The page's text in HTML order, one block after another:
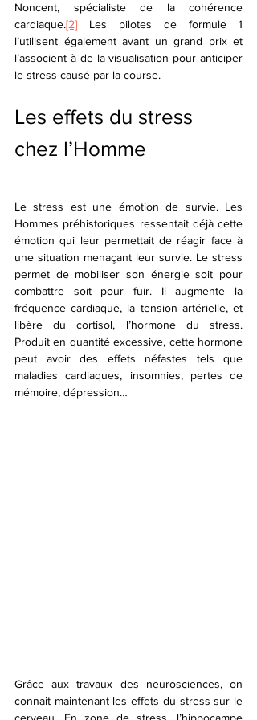
Noncent, spécialiste de la cohérence
cardiaque.[2] Les pilotes de formule 1
l’utilisent également avant un grand prix et
l’associent à de la visualisation pour anticiper
le stress causé par la course.
Les effets du stress
chez l’Homme
Le stress est une émotion de survie. Les
Hommes préhistoriques ressentait déjà cette
émotion qui leur permettait de réagir face à
une situation menaçant leur survie. Le stress
permet de mobiliser son énergie soit pour
combattre soit pour fuir. Il augmente la
fréquence cardiaque, la tension artérielle, et
libère du cortisol, l’hormone du stress.
Produit en quantité excessive, cette hormone
peut avoir des effets néfastes tels que
maladies cardiaques, insomnies, pertes de
mémoire, dépression…
Grâce aux travaux des neurosciences, on
connait maintenant les effets du stress sur le